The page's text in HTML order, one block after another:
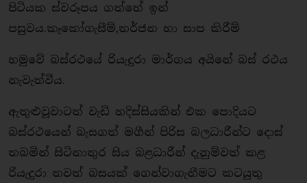
පිටියක ස්වරූපය ගත්තේ ඉන්
පසුවය.කෑකෝගැසීම්,තර්ජන හා සාප කිරීම්
හමුවේ බස්රථයේ රියැදුරා මාර්ගය අයිනේ බස් රථය
නැවැත්වීය.
ඇතුළුවූවාටත් වැඩි හදිස්සියකින් එක පොදියට
බස්රථයෙන් බැසගත් මගීන් පිරිස බලධාරීන්ට දොස්
තබමින් සිටිනාතුර සිය බළධාරීන් දැනුම්වත් කළ
රියැදුරා තවත් බසයක් ගෙන්වාගැනීමට කටයුතු